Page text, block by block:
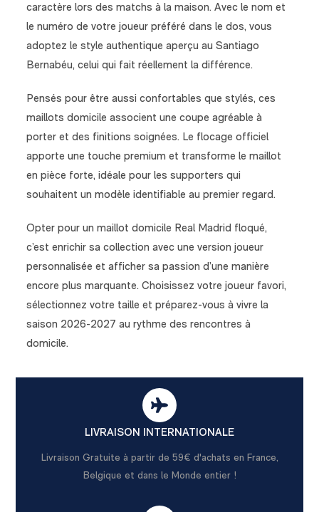
caractère lors des matchs à la maison. Avec le nom et
le numéro de votre joueur préféré dans le dos, vous
adoptez le style authentique aperçu au Santiago
Bernabéu, celui qui fait réellement la différence.
Pensés pour être aussi confortables que stylés, ces
maillots domicile associent une coupe agréable à
porter et des finitions soignées. Le flocage officiel
apporte une touche premium et transforme le maillot
en pièce forte, idéale pour les supporters qui
souhaitent un modèle identifiable au premier regard.
Opter pour un maillot domicile Real Madrid floqué,
c’est enrichir sa collection avec une version joueur
personnalisée et afficher sa passion d’une manière
encore plus marquante. Choisissez votre joueur favori,
sélectionnez votre taille et préparez-vous à vivre la
saison 2026-2027 au rythme des rencontres à
domicile.
LIVRAISON INTERNATIONALE
Livraison Gratuite à partir de 59€ d'achats en France,
Belgique et dans le Monde entier !